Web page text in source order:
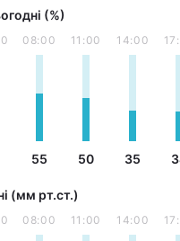
(%)
08:00
55
11:00
50
14:00
35
(мм рт.ст.)
08:00 11:00 14:00